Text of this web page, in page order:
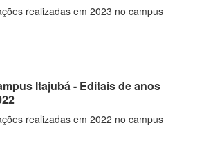
realizadas em 2023 no campus
Itajubá - Editais de anos
realizadas em 2022 no campus